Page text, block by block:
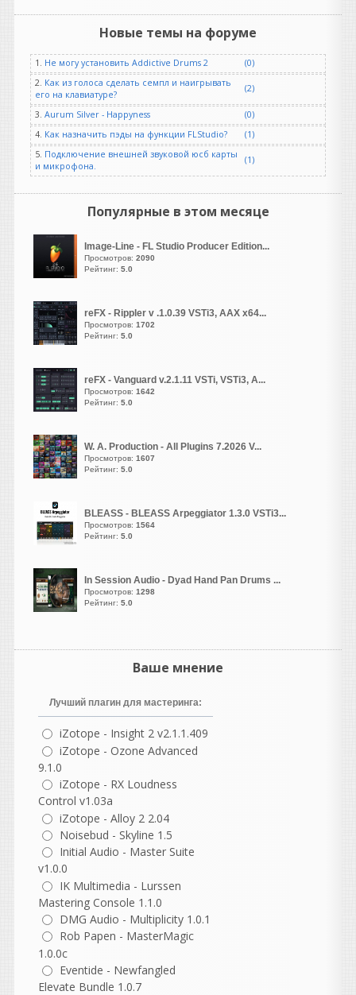
гипервизор, который
также поддерживает
Windows XP
ничего нигде
форматировать не
нужно!
устанавливаем одну из
этих программ и ещё
отдельно скачиваем
устанвливаетет
программу виртуалку
используем тот самый
ISO образ WINDOWS XP!
хотите установить образ
винды !
Можете даже создать
и назвать её так же
windows xp и спомощью
программы виртуалки по
винду там всё будет так
как будто вы
и дальше идёт установка
нет.
ставится именно
Ставится WaveLab Go, а не
PRO-версия
vangog171
написал 08.08.2026 в22:51
То что пишут типа-
вылечено-развод. А тупо не
долом. .Поспешная раздача
неповереная.. Как по мне.. .
О Ла лалаа
Новые темы на форуме
1. Не могу установить Addictive Drums 2
(0)
2. Как из голоса сделать семпл и наигрывать
его на клавиатуре?
(2)
3. Aurum Silver - Happyness
(0)
4. Как назначить пэды на функции FLStudio?
(1)
5. Подключение внешней звуковой юсб карты
и микрофона.
(1)
Популярные в этом месяце
Image-Line - FL Studio Producer Edition...
Просмотров: 2090
Рейтинг: 5.0
reFX - Rippler v .1.0.39 VSTi3, AAX x64...
Просмотров: 1702
Рейтинг: 5.0
reFX - Vanguard v.2.1.11 VSTi, VSTi3, A...
Просмотров: 1642
Рейтинг: 5.0
W. A. Production - All Plugins 7.2026 V...
Просмотров: 1607
Рейтинг: 5.0
BLEASS - BLEASS Arpeggiator 1.3.0 VSTi3...
Просмотров: 1564
Рейтинг: 5.0
In Session Audio - Dyad Hand Pan Drums ...
Просмотров: 1298
Рейтинг: 5.0
Ваше мнение
Лучший плагин для мастеринга:
iZotope - Insight 2 v2.1.1.409
iZotope - Ozone Advanced
9.1.0
iZotope - RX Loudness
Control v1.03a
iZotope - Alloy 2 2.04
Noisebud - Skyline 1.5
Initial Audio - Master Suite
v1.0.0
IK Multimedia - Lurssen
Mastering Console 1.1.0
DMG Audio - Multiplicity 1.0.1
Rob Papen - MasterMagic
1.0.0c
Eventide - Newfangled
Elevate Bundle 1.0.7